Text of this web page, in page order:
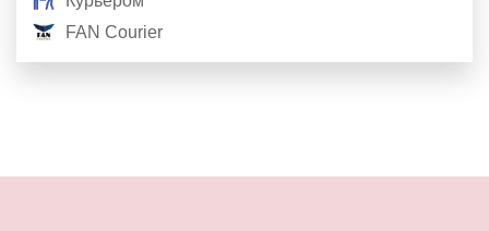
FAN Courier